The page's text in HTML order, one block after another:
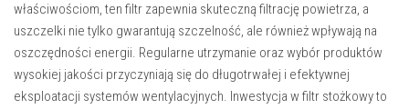
właściwościom, ten filtr zapewnia skuteczną filtrację powietrza, a
uszczelki nie tylko gwarantują szczelność, ale również wpływają na
oszczędności energii. Regularne utrzymanie oraz wybór produktów
wysokiej jakości przyczyniają się do długotrwałej i efektywnej
eksploatacji systemów wentylacyjnych. Inwestycja w filtr stożkowy to